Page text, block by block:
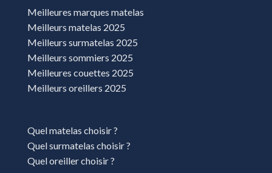
Meilleures marques matelas
Meilleurs matelas 2025
Meilleurs surmatelas 2025
Meilleurs sommiers 2025
Meilleures couettes 2025
Meilleurs oreillers 2025
Quel matelas choisir ?
Quel surmatelas choisir ?
Quel oreiller choisir ?